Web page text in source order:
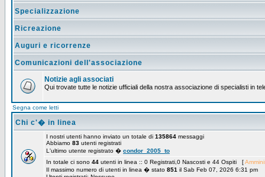
Specializzazione
Ricreazione
Auguri e ricorrenze
Comunicazioni dell'associazione
Notizie agli associati
Qui trovate tutte le notizie ufficiali della nostra associazione di specialisti in
Segna come letti
Chi c'� in linea
I nostri utenti hanno inviato un totale di 135864 messaggi
Abbiamo 83 utenti registrati
L'ultimo utente registrato � condor_2005_to
In totale ci sono 44 utenti in linea :: 0 Registrati,0 Nascosti e 44 Ospiti [
Il massimo numero di utenti in linea � stato 851 il Sab Feb 07, 2026 6:31 pm